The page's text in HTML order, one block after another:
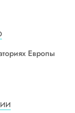
Европы